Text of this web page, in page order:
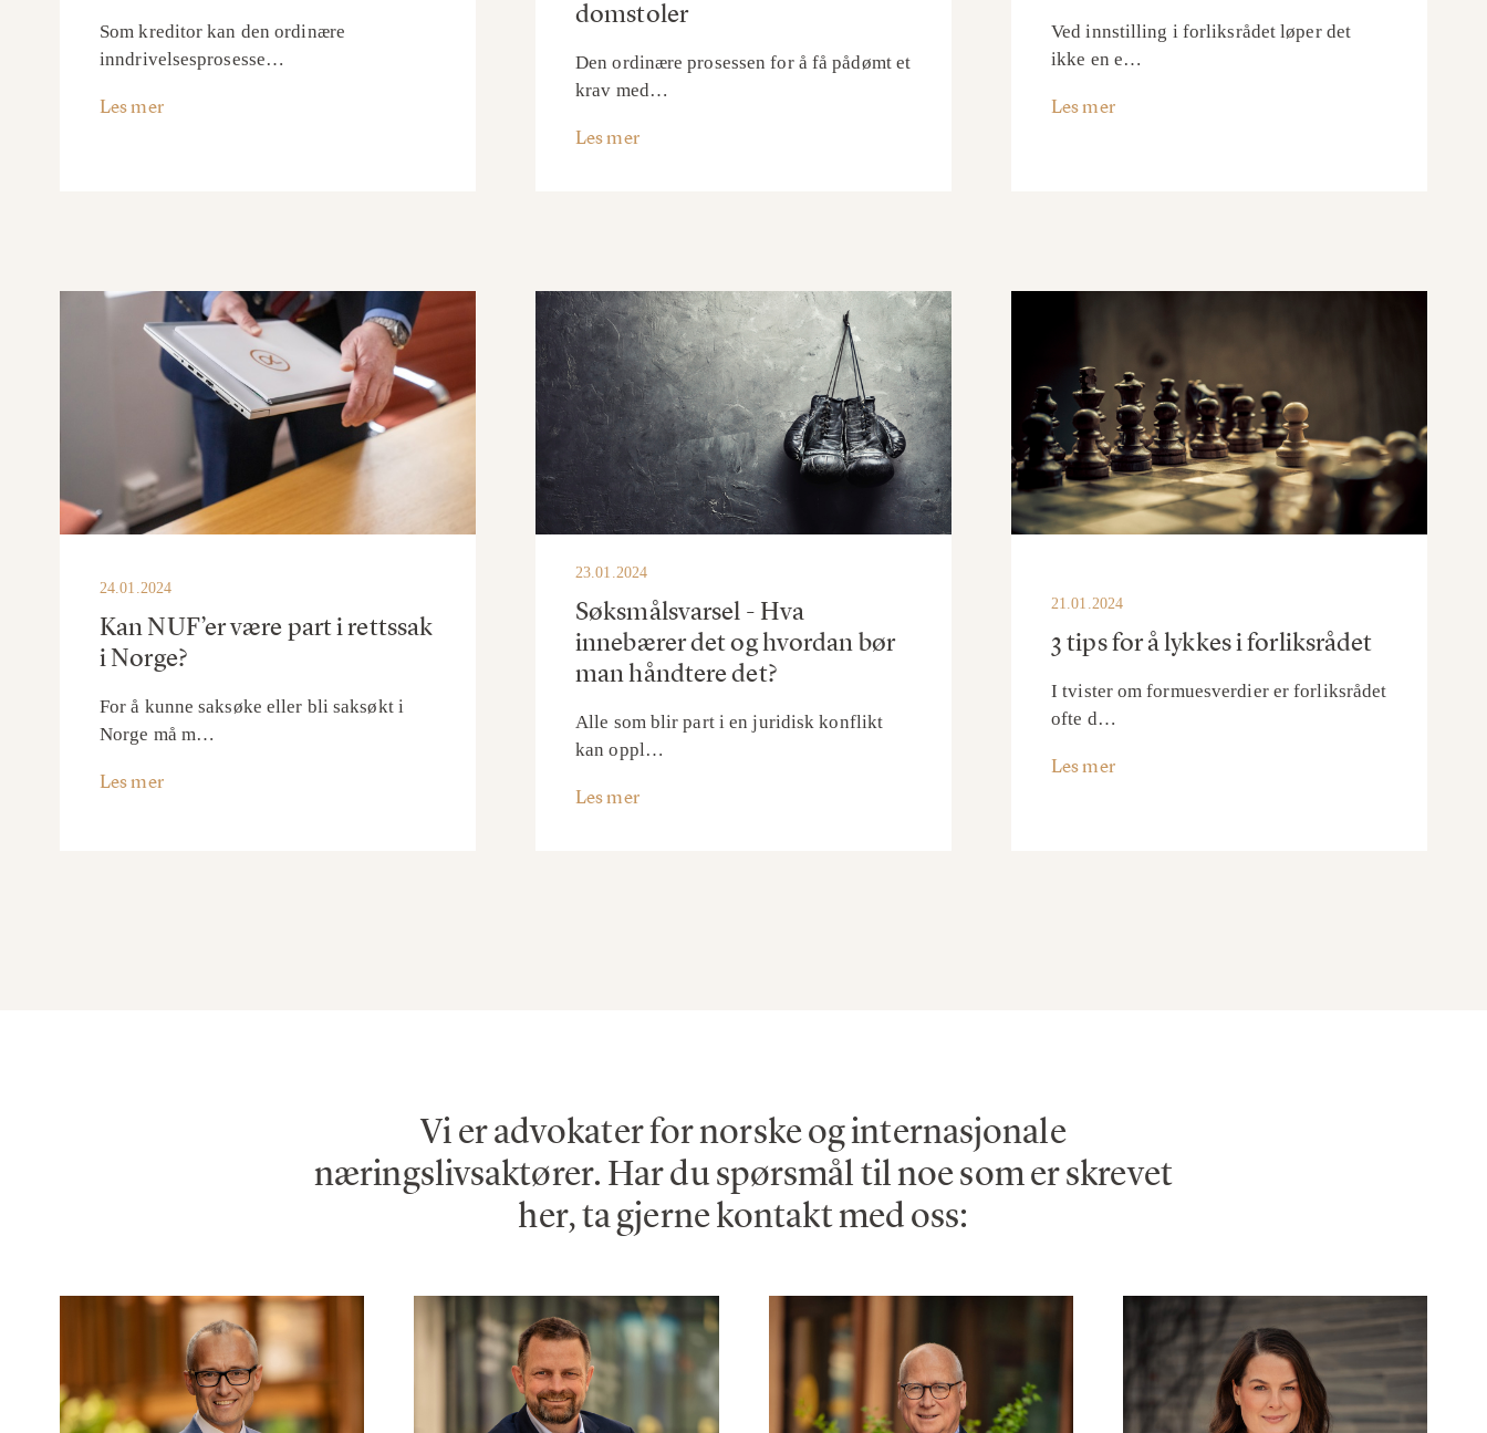
Som kreditor kan den ordinære
inndrivelsesprosesse…
Les mer
domstoler
Den ordinære prosessen for å få pådømt et
krav med…
Les mer
Ved innstilling i forliksrådet løper det
ikke en e…
Les mer
24.01.2024
Kan NUF’er være part i rettssak
i Norge?
For å kunne saksøke eller bli saksøkt i
Norge må m…
Les mer
23.01.2024
Søksmålsvarsel - Hva
innebærer det og hvordan bør
man håndtere det?
Alle som blir part i en juridisk konflikt
kan oppl…
Les mer
21.01.2024
3 tips for å lykkes i forliksrådet
I tvister om formuesverdier er forliksrådet
ofte d…
Les mer
Vi er advokater for norske og internasjonale
næringslivsaktører. Har du spørsmål til noe som er skrevet
her, ta gjerne kontakt med oss: